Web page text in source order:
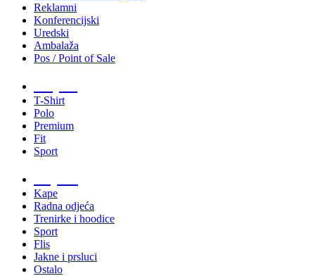
Reklamni
Konferencijski
Uredski
Ambalaža
Pos / Point of Sale
T-Shirt
Polo
Premium
Fit
Sport
Kape
Radna odjeća
Trenirke i hoodice
Sport
Flis
Jakne i prsluci
Ostalo